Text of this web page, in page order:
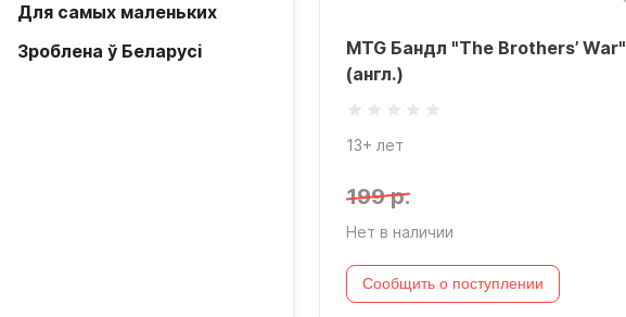
Для самых маленьких
Зроблена ў Беларусi
MTG Бандл "The Brothers’ War"
(англ.)
13+ лет
199 р.
Нет в наличии
Сообщить о поступлении